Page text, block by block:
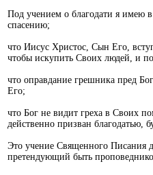
Под учением о благодати я имею
спасению;
что Иисус Христос, Сын Его,
чтобы искупить Своих людей, и
что оправдание грешника пред
Его;
что Бог не видит греха в Своих
действенно призван благодатью,
Это учение Священного Писания
претендующий быть